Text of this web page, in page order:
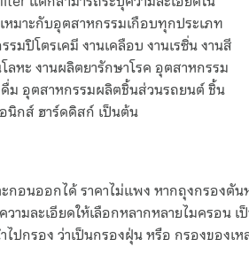
หมาะกับอุตสาหกรรมเกือบทุกประเภท
รมปิโตรเคมี งานเคลือบ งานเรซิ่น งานสี
ลหะ งานผลิตยารักษาโรค อุตสาหกรรม
ดื่ม อุตสาหกรรมผลิตชิ้นส่วนรถยนต์ ชิ้น
นิกส์ ฮาร์ดดิสก์ เป็นต้น
กอนออกได้ ราคาไม่แพง หากถุงกรองตัน
มละเอียดให้เลือกหลากหลายไมครอน เ
กรอง ว่าเป็นกรองฝุ่น หรือ กรองของเห